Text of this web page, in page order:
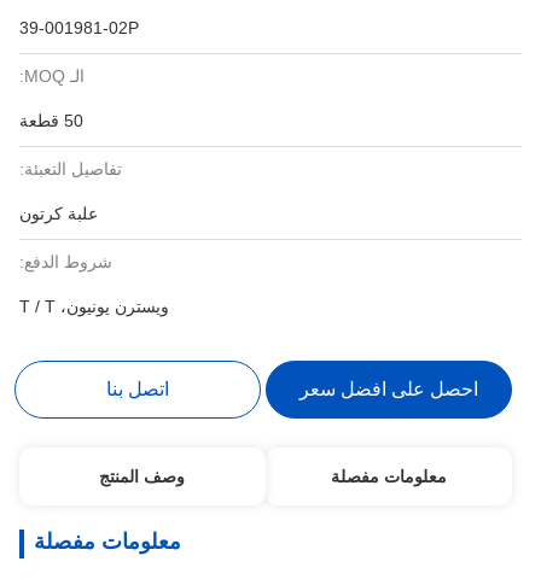
39-001981-02P
الـ MOQ:
50 قطعة
تفاصيل التعبئة:
علبة كرتون
شروط الدفع:
ويسترن يونيون، T / T
احصل على افضل سعر اتصل بنا
معلومات مفصلة وصف المنتج
معلومات مفصلة